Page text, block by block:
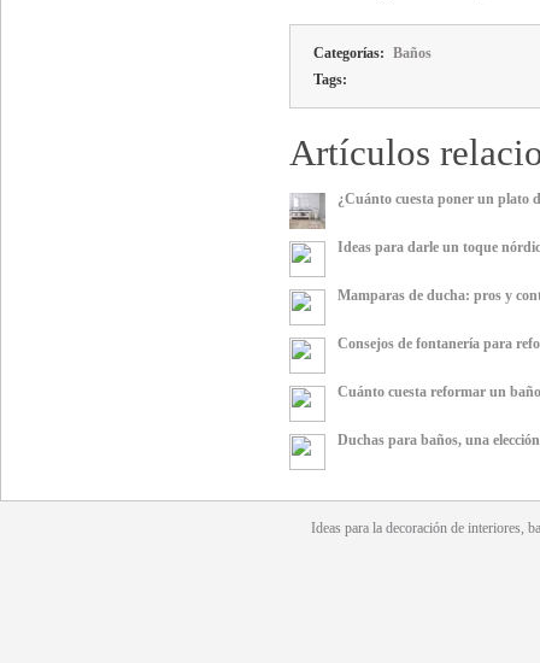
Categorías: Baños
Tags:
Artículos
¿Cuánto cuesta poner un plato
Ideas para darle un toque
Mamparas de ducha: pros y
Consejos de fontanería para
Cuánto cuesta reformar un baño
Duchas para baños, una
Ideas para ladecoración de interiores,